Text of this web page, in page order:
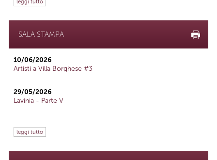
leggi tutto
SALA STAMPA
10/06/2026
Artisti a Villa Borghese #3
29/05/2026
Lavinia - Parte V
leggi tutto